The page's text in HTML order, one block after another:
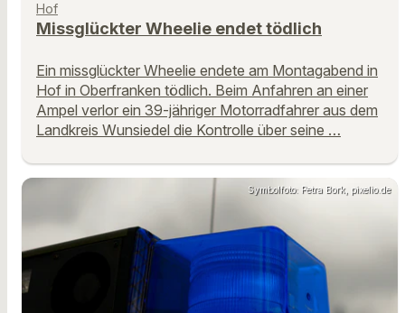
Hof
Missglückter Wheelie endet tödlich
Ein missglückter Wheelie endete am Montagabend in
Hof in Oberfranken tödlich. Beim Anfahren an einer
Ampel verlor ein 39-jähriger Motorradfahrer aus dem
Landkreis Wunsiedel die Kontrolle über seine …
Symbolfoto: Petra Bork, pixelio.de